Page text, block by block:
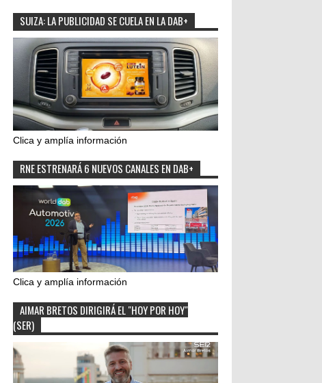
SUIZA: LA PUBLICIDAD SE CUELA EN LA DAB+
Clica y amplía información
RNE ESTRENARÁ 6 NUEVOS CANALES EN DAB+
Clica y amplía información
AIMAR BRETOS DIRIGIRÁ EL "HOY POR HOY"
(SER)